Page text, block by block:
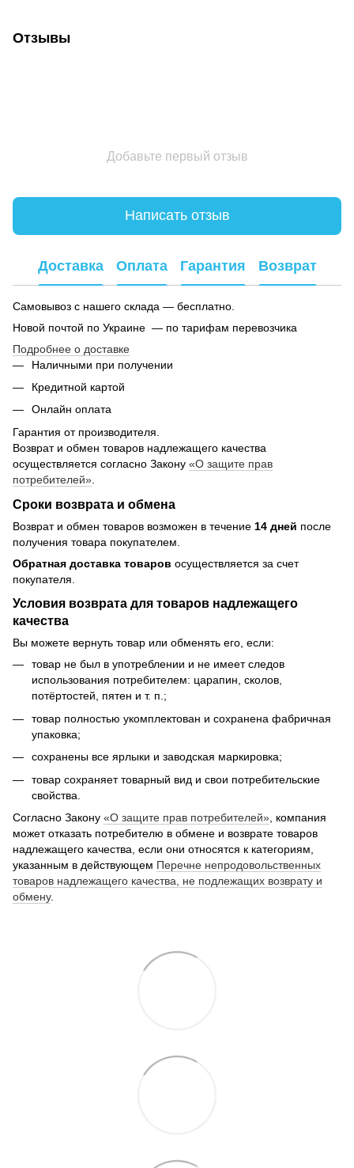
Отзывы
Добавьте первый отзыв
Написать отзыв
Доставка Оплата Гарантия Возврат
Самовывоз с нашего склада — бесплатно.
Новой почтой по Украине — по тарифам перевозчика
Подробнее о доставке
Наличными при получении
Кредитной картой
Онлайн оплата
Гарантия от производителя.
Возврат и обмен товаров надлежащего качества
осуществляется согласно Закону «О защите прав
потребителей»
Сроки возврата и обмена
Возврат и обмен товаров возможен в течение 14 дней после
получения товара покупателем.
Обратная доставка товаров осуществляется за счет
покупателя.
Условия возврата для товаров надлежащего
качества
Вы можете вернуть товар или обменять его, если:
товар не был в употреблении и не имеет следов
использования потребителем: царапин, сколов,
потёртостей, пятен и т. п.;
товар полностью укомплектован и сохранена фабричная
упаковка;
сохранены все ярлыки и заводская маркировка;
товар сохраняет товарный вид и свои потребительские
свойства.
Согласно Закону «О защите прав потребителей» , компания
может отказать потребителю в обмене и возврате товаров
надлежащего качества, если они относятся к категориям,
указанным в действующем Перечне непродовольственных
товаров надлежащего качества, не подлежащих возврату и
обмену.